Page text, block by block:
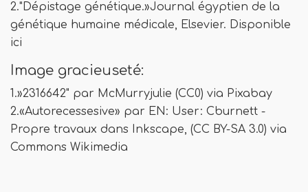
2."Dépistage génétique.»Journal égyptien de la
génétique humaine médicale, Elsevier. Disponible
ici
Image gracieuseté:
1.»2316642" par McMurryjulie (CC0) via Pixabay
2.«Autorecessesive» par EN: User: Cburnett -
Propre travaux dans Inkscape, (CC BY-SA 3.0) via
Commons Wikimedia